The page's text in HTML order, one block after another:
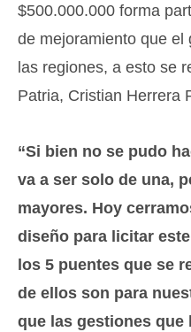
$500.000.000 forma
de mejoramiento que el
las regiones, a esto se
Patria, Cristian Herrera
“Si bien no se pudo
va a ser solo de una,
mayores. Hoy
diseño para licitar
los 5 puentes que se
de ellos son para
que las gestiones que